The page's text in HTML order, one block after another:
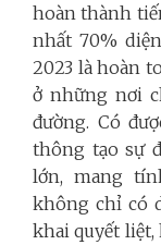
hoàn thành
nhất 70%
2023 là hoàn
ở những nơi
đường. Có
thông tạo sự
lớn, mang
không chỉ có
khai quyết liệt,